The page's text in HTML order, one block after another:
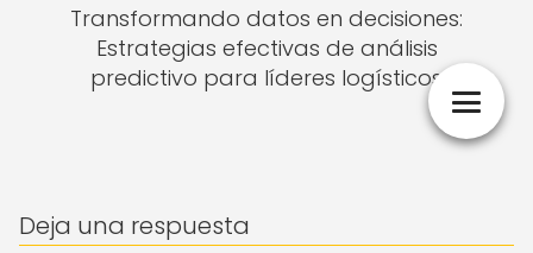
Transformando datos en decisiones:
Estrategias efectivas de análisis
predictivo para líderes logísticos
Deja una respuesta